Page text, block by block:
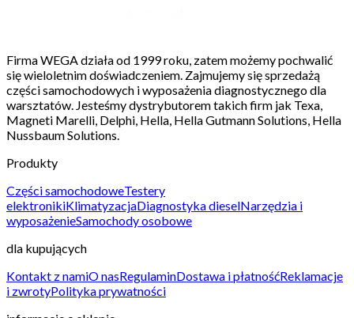
Firma WEGA działa od 1999 roku, zatem możemy pochwalić
się wieloletnim doświadczeniem. Zajmujemy się sprzedażą
części samochodowych i wyposażenia diagnostycznego dla
warsztatów. Jesteśmy dystrybutorem takich firm jak Texa,
Magneti Marelli, Delphi, Hella, Hella Gutmann Solutions, Hella
Nussbaum Solutions.
Produkty
Części samochodoweTestery
elektronikiKlimatyzacjaDiagnostyka dieselNarzędzia i
wyposażenieSamochody osobowe
dla kupujących
Kontakt z namiO nasRegulaminDostawa i płatnośćReklamacje
i zwrotyPolityka prywatności